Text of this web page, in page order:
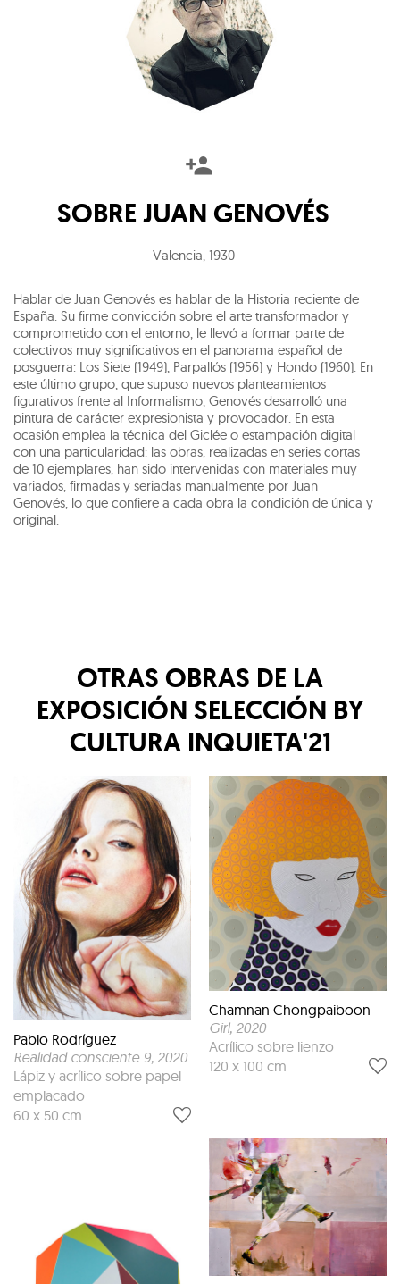
SOBRE JUAN GENOVÉS
Valencia 1930
Hablar de Juan Genovés es hablar de la Historia reciente de
España. Su firme convicción sobre el arte transformador y
comprometido con el entorno, le llevó a formar parte de
colectivos muy significativos en el panorama español de
posguerra: Los Siete (1949), Parpallós (1956) y Hondo (1960). En
este último grupo, que supuso nuevos planteamientos
figurativos frente al Informalismo, Genovés desarrolló una
pintura de carácter expresionista y provocador. En esta
ocasión emplea la técnica del Giclée o estampación digital
con una particularidad: las obras, realizadas en series cortas
de 10 ejemplares, han sido intervenidas con materiales muy
variados, firmadas y seriadas manualmente por Juan
Genovés, lo que confiere a cada obra la condición de única y
original.
OTRAS OBRAS DE LA
EXPOSICIÓN SELECCIÓN BY
CULTURA INQUIETA'21
Pablo Rodríguez
Realidad consciente 9, 2020
Lápiz y acrílico sobre papel
emplacado
60 x 50 cm
Chamnan Chongpaiboon
Girl, 2020
Acrílico sobre lienzo
120 x 100 cm